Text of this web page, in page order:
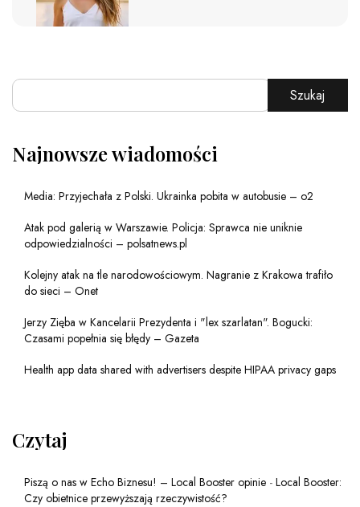
Szukaj
Najnowsze wiadomości
Media: Przyjechała z Polski. Ukrainka pobita w autobusie – o2
Atak pod galerią w Warszawie. Policja: Sprawca nie uniknie
odpowiedzialności – polsatnews.pl
Kolejny atak na tle narodowościowym. Nagranie z Krakowa trafiło
do sieci – Onet
Jerzy Zięba w Kancelarii Prezydenta i "lex szarlatan". Bogucki:
Czasami popełnia się błędy – Gazeta
Health app data shared with advertisers despite HIPAA privacy gaps
Czytaj
Piszą o nas w Echo Biznesu! – Local Booster opinie - Local Booster:
Czy obietnice przewyższają rzeczywistość?